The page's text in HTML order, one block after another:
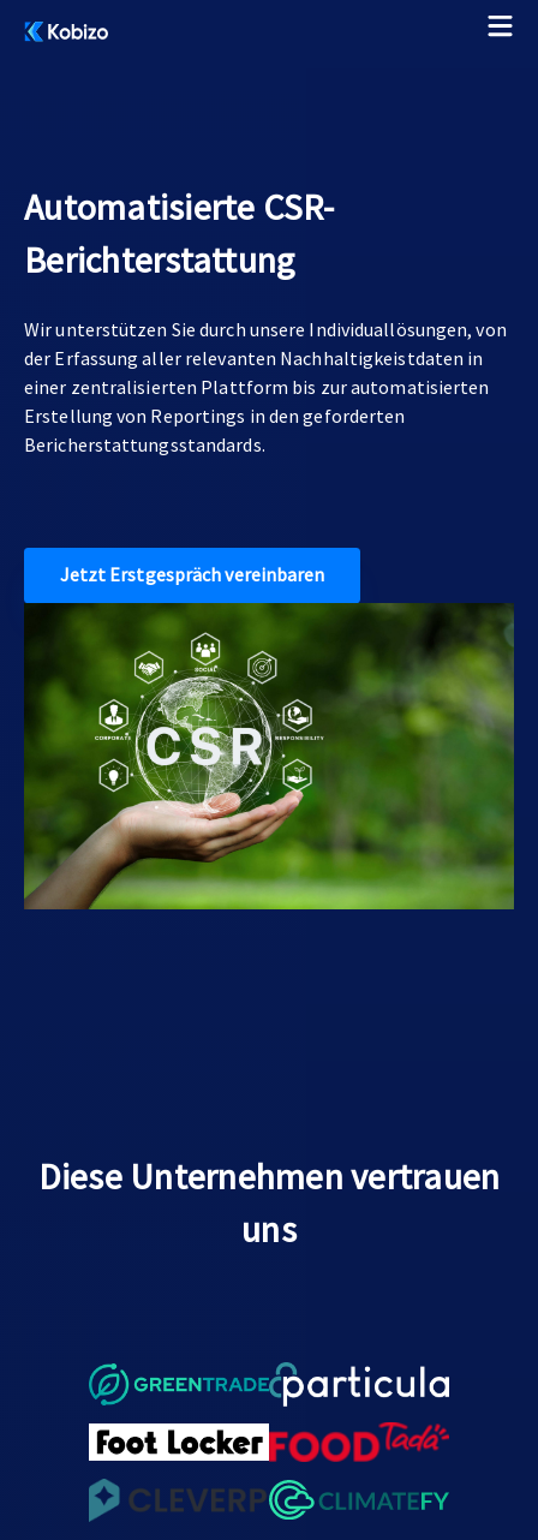
Automatisierte CSR-
Berichterstattung
Wir unterstützen Sie durch unsere Individuallösungen, von
der Erfassung aller relevanten Nachhaltigkeistdaten in
einer zentralisierten Plattform bis zur automatisierten
Erstellung von Reportings in den geforderten
Bericherstattungsstandards.
Jetzt Erstgespräch vereinbaren
Diese Unternehmen vertrauen
uns